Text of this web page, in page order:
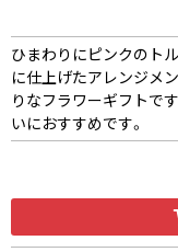
ひまわりにピンクのト
に仕上げたアレンジメ
りなフラワーギフトで
いにおすすめです。